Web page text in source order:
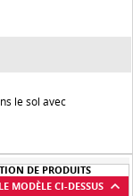
le sol avec
DE PRODUITS
MODÈLE CI-DESSUS